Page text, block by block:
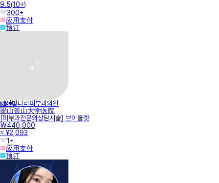
9.5(10+)
300+
应用支付
预订
NEW
양산빛나라피부과의원
梁山釜山大学医院
[피부과전문의상담시술] 브이올렛
₩440,000
≈ ¥2,093
1+
应用支付
预订